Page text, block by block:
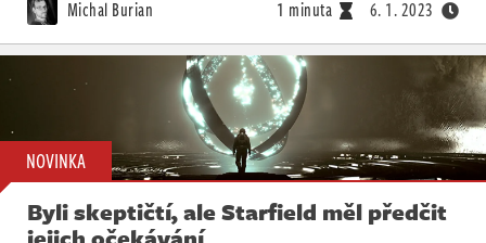
Michal Burian 1 minuta 6. 1. 2023
NOVINKA
Byli skeptičtí, ale Starfield měl předčit